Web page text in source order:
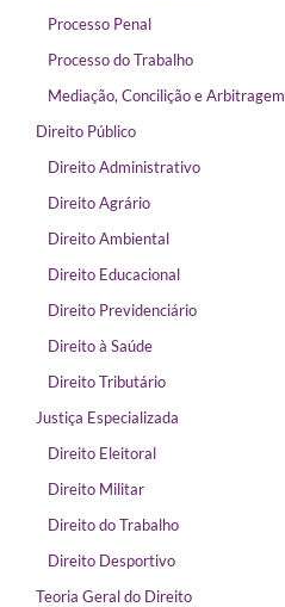
Processo Penal
Processo do Trabalho
Mediação, Concilição e Arbitragem
Direito Público
Direito Administrativo
Direito Agrário
Direito Ambiental
Direito Educacional
Direito Previdenciário
Direito à Saúde
Direito Tributário
Justiça Especializada
Direito Eleitoral
Direito Militar
Direito do Trabalho
Direito Desportivo
Teoria Geral do Direito